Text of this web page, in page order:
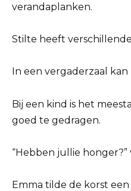
verandaplanken.
Stilte heeft
In een vergaderzaal
Bij een kind is het
goed te gedragen.
“Hebben jullie honger?”
Emma tilde de korst